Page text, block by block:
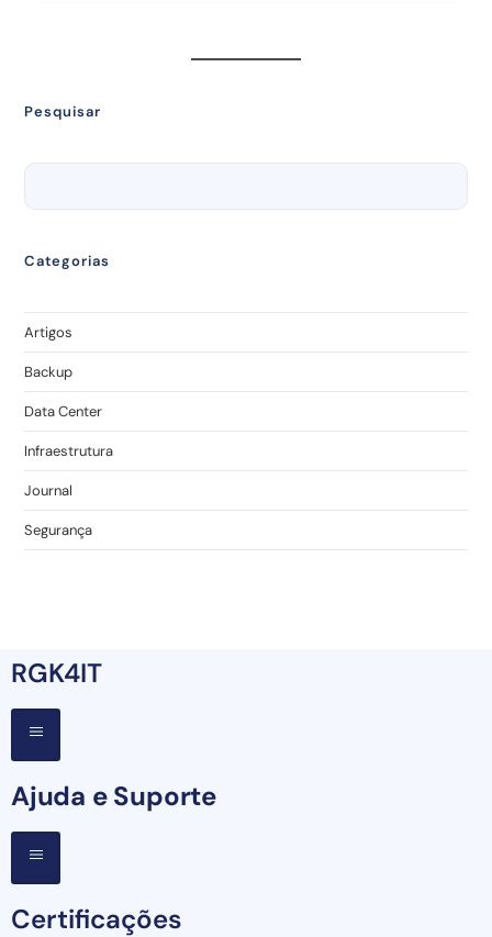
Pesquisar
Categorias
Artigos
Backup
Data Center
Infraestrutura
Journal
Segurança
RGK4IT
Ajuda e Suporte
Certificações